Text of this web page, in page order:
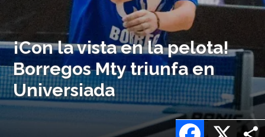
¡Con la vista en la pelota!
Borregos Mty triunfa en
Universiada
X
Facebook